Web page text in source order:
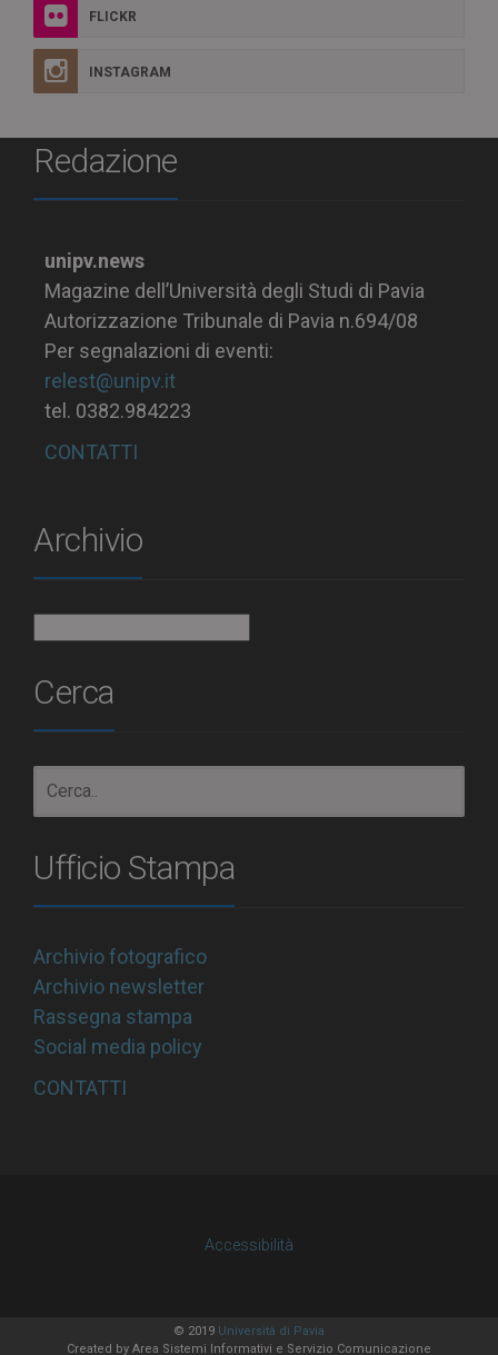
FLICKR
INSTAGRAM
Redazione
unipv.news
Magazine dell’Università degli Studi di Pavia
Autorizzazione Tribunale di Pavia n.694/08
Per segnalazioni di eventi:
relest@unipv.it
tel. 0382.984223
CONTATTI
Archivio
Cerca
Ufficio Stampa
Archivio fotografico
Archivio newsletter
Rassegna stampa
Social media policy
CONTATTI
Accessibilità
© 2019 Università di Pavia
Created by Area Sistemi Informativi e Servizio Comunicazione